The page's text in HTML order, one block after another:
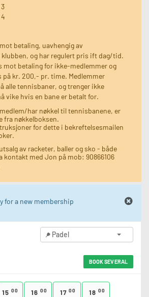
betaling, uavhengig av
klubben, og har regulert pris ift dag/tid.
mot betaling for ikke-medlemmer og
på kr. 200,- pr. time. Medlemmer
alle tennisbaner, og trenger ikke
vike hvis en bane er betalt for.
har nøkkel til tennisbanene, er
fra nøkkelboksen.
for dette i bekreftelsesmailen
av racketer, baller og sko - både
kontakt med Jon på mob: 90866106
for a new membership
Padel
BOOK SEVERAL
15 00 16 00 17 00 18 00